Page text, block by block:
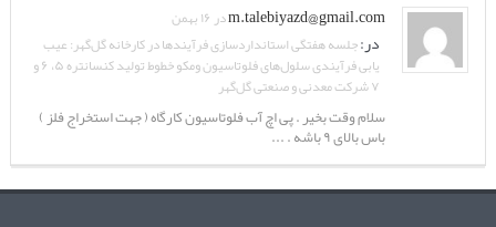
m.talebiyazd@gmail.comدر ۱۶ بهمن
در:جلسه هفتگی استانداردسازی فرآیندها در کارخانه گل‌گهر: عیب
یابی فرآیندی سلول‌های فلوتاسیون ومکو خطوط تولید کنسانتره ۵، ۶ و
۷ شرکت معدنی و صنعتی گل‌گهر
سلام وقت بخیر . پی اچ آب فلوتاسیون کارگاه ( جهت استخراج فلز )
باس بالای ۹ باشه . ...